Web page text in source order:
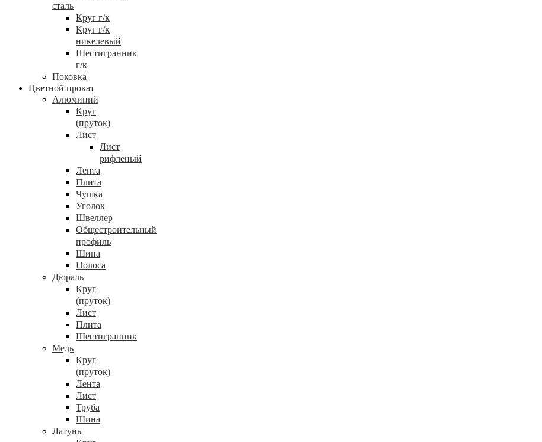
сталь
Круг г/к
Круг г/к
никелевый
Шестигранник
г/к
Поковка
Цветной прокат
Алюминий
Круг
(пруток)
Лист
Лист
рифленый
Лента
Плита
Чушка
Уголок
Швеллер
Общестроительный
профиль
Шина
Полоса
Дюраль
Круг
(пруток)
Лист
Плита
Шестигранник
Медь
Круг
(пруток)
Лента
Лист
Труба
Шина
Латунь